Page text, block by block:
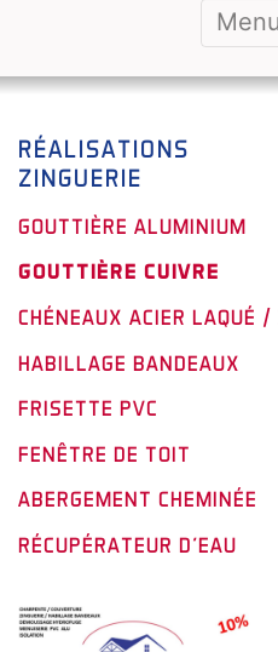
Menu
RÉALISATIONS
ZINGUERIE
GOUTTIÈRE ALUMINIUM
GOUTTIÈRE CUIVRE
CHÉNEAUX ACIER LAQUÉ /
HABILLAGE BANDEAUX
FRISETTE PVC
FENÊTRE DE TOIT
ABERGEMENT CHEMINÉE
RÉCUPÉRATEUR D'EAU